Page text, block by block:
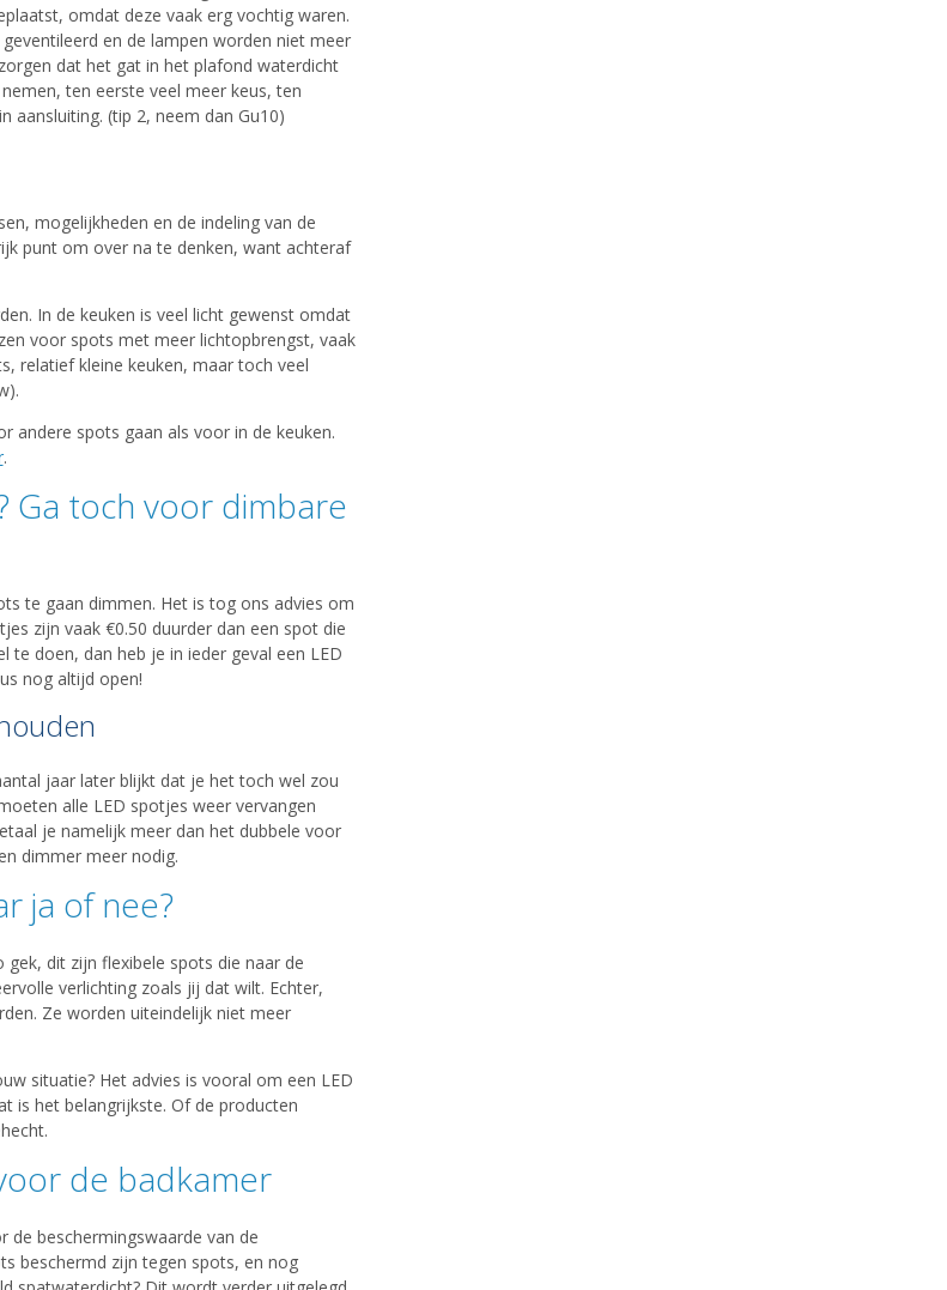
omdat deze vaak erg vochtig waren.
en de lampen worden niet meer
dat het gat in het plafond waterdicht
ten eerste veel meer keus, ten
aansluiting. (tip 2, neem dan Gu10)
mogelijkheden en de indeling van de
punt om over na te denken, want achteraf
In de keuken is veel licht gewenst omdat
voor spots met meer lichtopbrengst, vaak
relatief kleine keuken, maar toch veel
andere spots gaan als voor in de keuken.
.
Ga toch voor dimbare
te gaan dimmen. Het is tog ons advies om
zijn vaak €0.50 duurder dan een spot die
doen, dan heb je in ieder geval een LED
nog altijd open!
jaar later blijkt dat je het toch wel zou
alle LED spotjes weer vervangen
je namelijk meer dan het dubbele voor
dimmer meer nodig.
ja of nee?
dit zijn flexibele spots die naar de
verlichting zoals jij dat wilt. Echter,
Ze worden uiteindelijk niet meer
situatie? Het advies is vooral om een LED
is het belangrijkste. Of de producten
de badkamer
beschermingswaarde van de
beschermd zijn tegen spots, en nog